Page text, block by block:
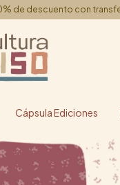
de descuento con
Cápsula Ediciones